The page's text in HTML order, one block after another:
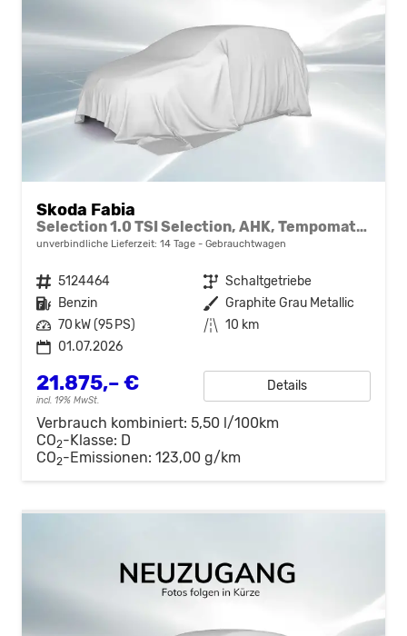
Skoda Fabia
Selection 1.0 TSI Selection, AHK, Tempomat, Ladeboden, Park, Winterpaket, SmartLink, 4-J Garantie
unverbindliche Lieferzeit: 14 Tage Gebrauchtwagen
Fahrzeugnr. 5124464 Getriebe Schaltgetriebe
Kraftstoff Benzin Außenfarbe Graphite Grau Metallic
Leistung 70 kW (95 PS) Kilometerstand 10 km
01.07.2026
21.875,– €
incl. 19% MwSt.
Details
Verbrauch kombiniert: 5,50 l/100km
CO2-Klasse: D
CO2-Emissionen: 123,00 g/km